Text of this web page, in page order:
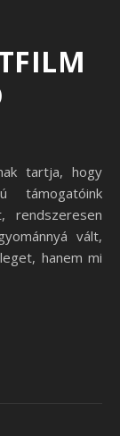
támogatóink
rendszeresen
vált,
hanem mi